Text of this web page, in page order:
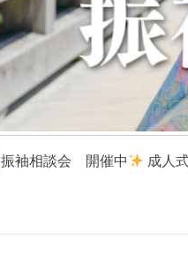
振袖相談会 開催中 成人